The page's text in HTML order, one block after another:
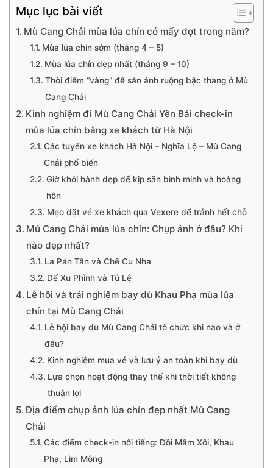
Mục lục bài viết
Mù Cang Chải mùa lúa chín có mấy đợt trong năm?
Mùa lúa chín sớm (tháng 4 – 5)
Mùa lúa chín đẹp nhất (tháng 9 – 10)
Thời điểm “vàng” để săn ảnh ruộng bậc thang ở Mù
Cang Chải
Kinh nghiệm đi Mù Cang Chải Yên Bái check-in
mùa lúa chín bằng xe khách từ Hà Nội
Các tuyến xe khách Hà Nội – Nghĩa Lộ – Mù Cang
Chải phổ biến
Giờ khởi hành đẹp để kịp săn bình minh và hoàng
hôn
Mẹo đặt vé xe khách qua Vexere để tránh hết chỗ
Mù Cang Chải mùa lúa chín: Chụp ảnh ở đâu? Khi
nào đẹp nhất?
La Pán Tẩn và Chế Cu Nha
Dế Xu Phình và Tú Lệ
Lễ hội và trải nghiệm bay dù Khau Phạ mùa lúa
chín tại Mù Cang Chải
Lễ hội bay dù Mù Cang Chải tổ chức khi nào và ở
đâu?
Kinh nghiệm mua vé và lưu ý an toàn khi bay dù
Lựa chọn hoạt động thay thế khi thời tiết không
thuận lợi
Địa điểm chụp ảnh lúa chín đẹp nhất Mù Cang
Chải
Các điểm check-in nổi tiếng: Đồi Mâm Xôi, Khau
Phạ, Lìm Mông